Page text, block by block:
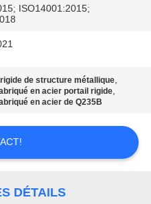
ISO14001:2015;
de structure métallique,
en acier portail rigide,
en acier de Q235B
DÉTAILS